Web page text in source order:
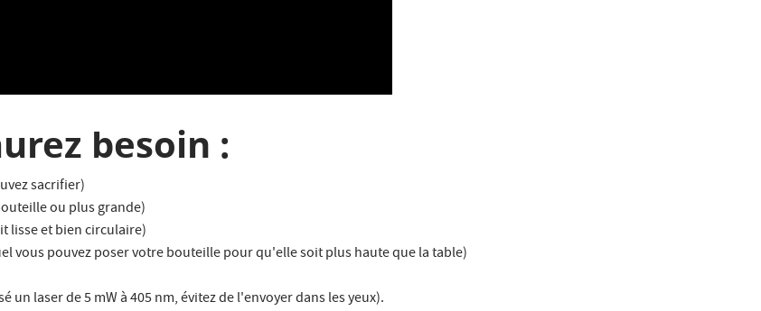
besoin :
sacrifier)
ou plus grande)
lisse et bien circulaire)
vous pouvez poser votre bouteille pour qu'elle soit plus haute que la table)
laser de 5 mW à 405 nm, évitez de l'envoyer dans les yeux).